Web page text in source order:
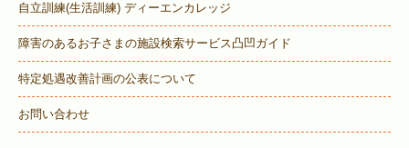
自立訓練(生活訓練) ディーエンカレッジ
障害のあるお子さまの施設検索サービス凸凹ガイド
特定処遇改善計画の公表について
お問い合わせ